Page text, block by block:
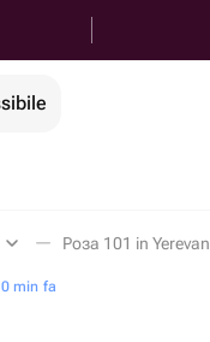
Роза 101 in Yerevan
min fa